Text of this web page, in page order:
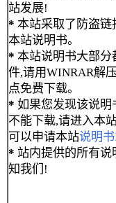
站发展!
* 本站采取了防盗链
本站说明书。
* 本站说明书大部分
件,请用WINRAR解
点免费下载。
* 如果您发现该说明
不能下载,请进入本
可以申请本站说明
* 站内提供的所有
知我们!